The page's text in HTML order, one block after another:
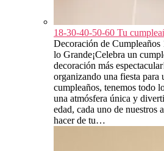
18-30-40-50-60 Tu
Decoración de
lo Grande¡Celebra un
decoración más
organizando una fiesta
cumpleaños, tenemos todo
una atmósfera única y
edad, cada uno de nuestros
hacer de tu…